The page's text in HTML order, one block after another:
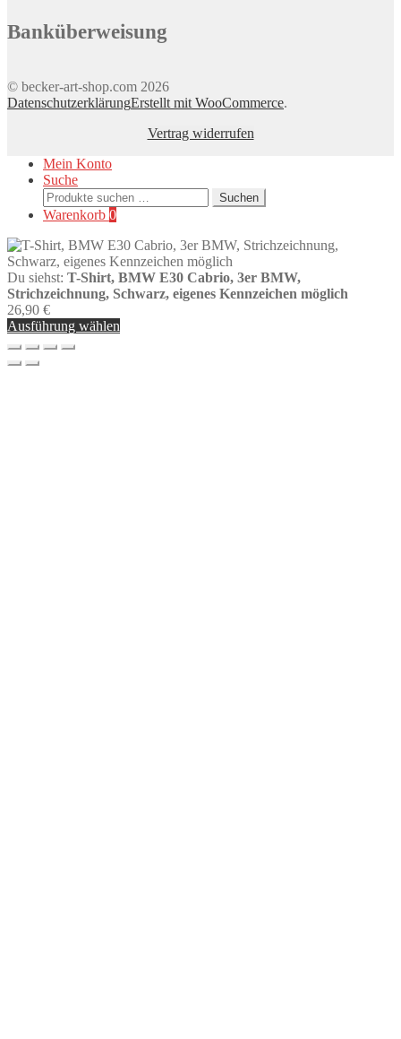
Banküberweisung
© becker-art-shop.com 2026
DatenschutzerklärungErstellt mit WooCommerce.
Vertrag widerrufen
Mein Konto
Suche
Suchen
nach:
Suchen
Warenkorb 0
Du siehst: T-Shirt, BMW E30 Cabrio, 3er BMW,
Strichzeichnung, Schwarz, eigenes Kennzeichen möglich
26,90 €
Ausführung wählen